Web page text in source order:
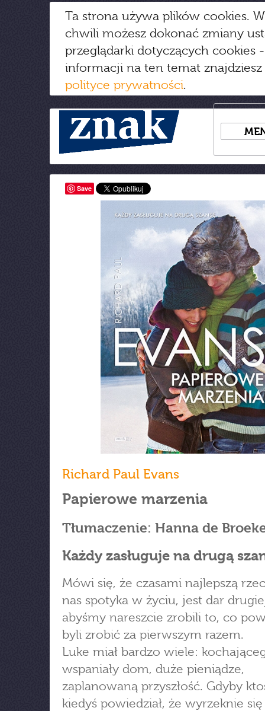
Ta strona używa plików cookies.
chwili możesz dokonać zmiany
przeglądarki dotyczących cookies
informacji na ten temat
polityce prywatności.
Save
Richard Paul Evans
Papierowe marzenia
Tłumaczenie: Hanna de
Każdy zasługuje na drugą
Mówi się, że czasami najlepszą
nas spotyka w życiu, jest dar
abyśmy nareszcie zrobili to, co
byli zrobić za pierwszym razem.
Luke miał bardzo wiele:
wspaniały dom, duże pieniądze,
zaplanowaną przyszłość. Gdyby
kiedyś powiedział, że wyrzeknie